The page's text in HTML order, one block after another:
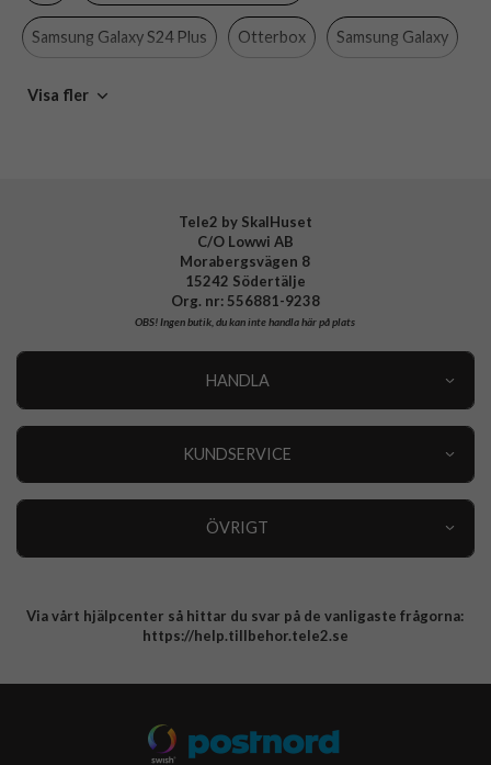
Hårdplast (PC), Mjukplast (TPU)
Tillverkarens art nr
Samsung Galaxy S24 Plus Otterbox Samsung Galaxy
Mobiltillbehör
Visa fler
Tele2 by SkalHuset
C/O Lowwi AB
Morabergsvägen 8
15242 Södertälje
Org. nr: 556881-9238
OBS!Ingen butik, du kan inte handla här på plats
HANDLA
KUNDSERVICE
ÖVRIGT
Integritetspolicy
Via vårt hjälpcenter så hittar du svar på de vanligaste frågorna:
https://help.tillbehor.tele2.se